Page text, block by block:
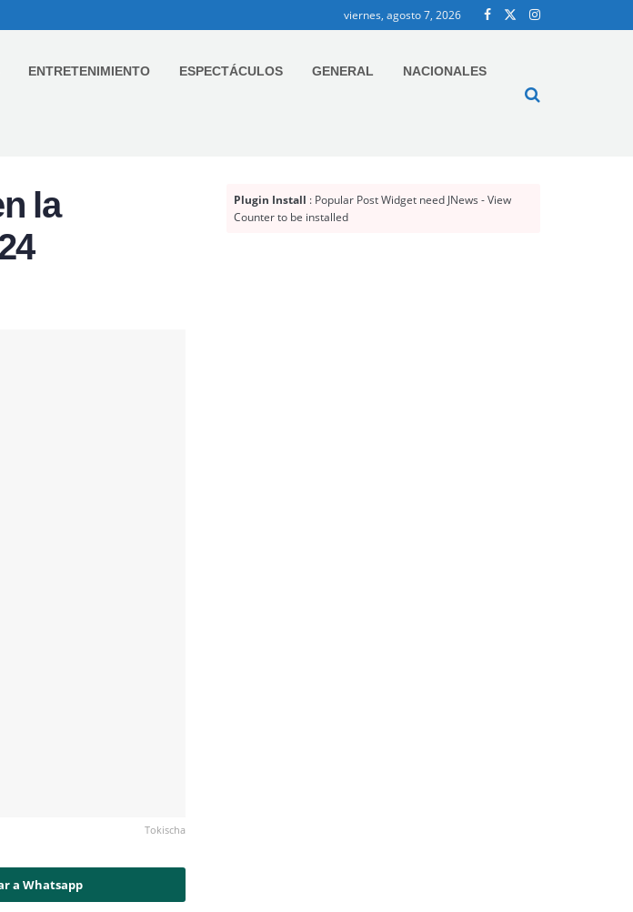
viernes, agosto 7, 2026
ENTRETENIMIENTO ESPECTÁCULOS GENERAL NACIONALES
la
Tokischa
a Whatsapp
Plugin Install : Popular Post Widget need JNews - View
Counter to be installed